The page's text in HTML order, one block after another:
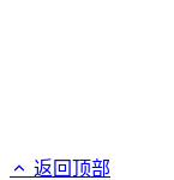
返回顶部